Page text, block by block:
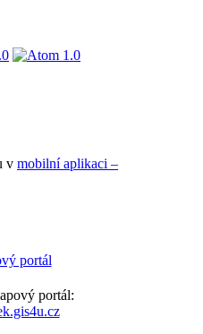
v mobilní aplikaci –
portál: